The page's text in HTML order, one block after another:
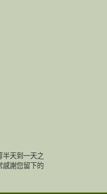
半天到一天之
感謝您留下的